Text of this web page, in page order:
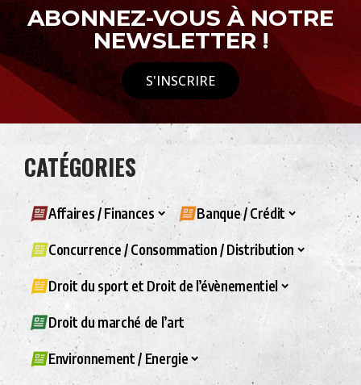
ABONNEZ-VOUS À NOTRE
NEWSLETTER !
S'INSCRIRE
CATÉGORIES
Affaires / Finances Banque / Crédit
Concurrence / Consommation / Distribution
Droit du sport et Droit de l’évènementiel
Droit du marché de l’art
Environnement / Energie